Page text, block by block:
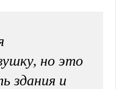
но это
здания и